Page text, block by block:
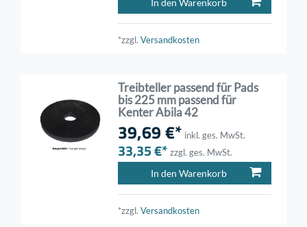
In den Warenkorb
*zzgl.Versandkosten
Treibteller passend für Pads
bis 225 mm passend für
Kenter Abila 42
39,69 €* inkl. ges. MwSt.
33,35 €* zzgl. ges. MwSt.
In den Warenkorb
*zzgl.Versandkosten